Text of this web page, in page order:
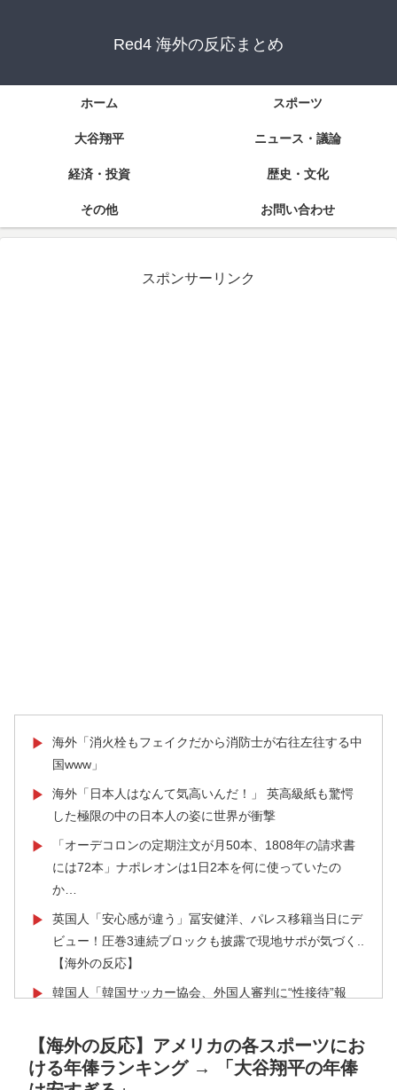
Red4 海外の反応まとめ
ホーム スポーツ
大谷翔平 ニュース・議論
経済・投資 歴史・文化
その他 お問い合わせ
スポンサーリンク
▶
海外「消火栓もフェイクだから消防士が右往左往する中
国www」
▶
海外「日本人はなんて気高いんだ！」 英高級紙も驚愕
した極限の中の日本人の姿に世界が衝撃
▶
「オーデコロンの定期注文が月50本、1808年の請求書
には72本」ナポレオンは1日2本を何に使っていたの
か…
▶
英国人「安心感が違う」冨安健洋、パレス移籍当日にデ
ビュー！圧巻3連続ブロックも披露で現地サポが気づく..
【海外の反応】
▶
韓国人「韓国サッカー協会、外国人審判に“性接待”報
か？」「日本人が言ってたこと正しかったね・・・...
▶ 「これ以上続けるならケーキは無しだよ」娘のロウソク
【海外の反応】アメリカの各スポーツにお
ける年俸ランキング → 「大谷翔平の年俸